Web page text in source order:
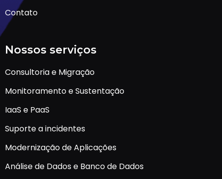
Contato
Nossos serviços
Consultoria e Migração
Monitoramento e Sustentação
IaaS e PaaS
Suporte a incidentes
Modernização de Aplicações
Análise de Dados e Banco de Dados